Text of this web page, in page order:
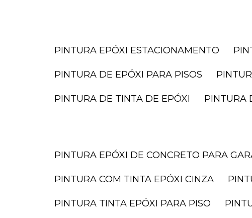
PINTURA EPÓXI ESTACIONAMENTO
PINTURA DE EPÓXI PARA PISOS
PINTURA DE TINTA DE EPÓXI
PINTURA EPÓXI DE CONCRETO PARA
PINTURA COM TINTA EPÓXI CINZA
PINTURA TINTA EPÓXI PARA PISO